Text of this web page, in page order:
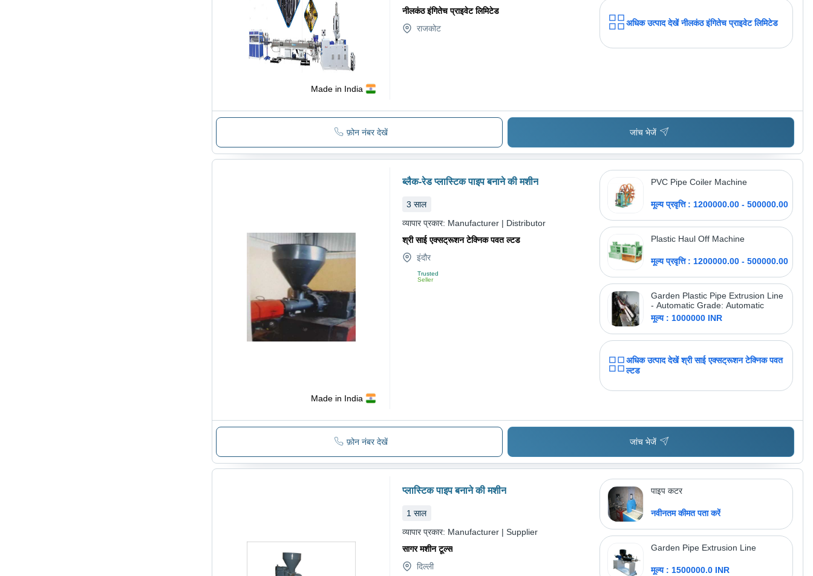
Made in India
नीलकंठ इंगितेच प्राइवेट लिमिटेड
राजकोट
अधिक उत्पाद देखें नीलकंठ इंगितेच प्राइवेट लिमिटेड
फ़ोन नंबर देखें जांच भेजें
Made in India
ब्लैक-रेड प्लास्टिक पाइप बनाने की मशीन
3 साल
व्यापार प्रकार: Manufacturer | Distributor
श्री साई एक्सट्रूशन टेक्निक पवत ल्टड
इंदौर
Trusted
Seller
PVC Pipe Coiler Machine
मूल्य प्रवृत्ति : 1200000.00 - 500000.00
Plastic Haul Off Machine
मूल्य प्रवृत्ति : 1200000.00 - 500000.00
Garden Plastic Pipe Extrusion Line
- Automatic Grade: Automatic
मूल्य : 1000000 INR
अधिक उत्पाद देखें श्री साई एक्सट्रूशन टेक्निक पवत
ल्टड
फ़ोन नंबर देखें जांच भेजें
प्लास्टिक पाइप बनाने की मशीन
1 साल
व्यापार प्रकार: Manufacturer | Supplier
सागर मशीन टूल्स
दिल्ली
पाइप कटर
नवीनतम कीमत पता करें
Garden Pipe Extrusion Line
मूल्य : 1500000.0 INR